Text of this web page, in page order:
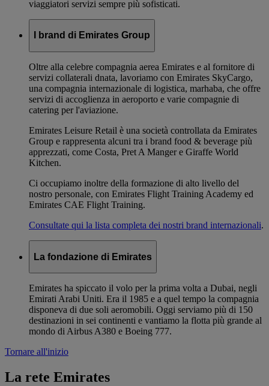
viaggiatori servizi sempre più sofisticati.
I brand di Emirates Group
Oltre alla celebre compagnia aerea Emirates e al fornitore di
servizi collaterali dnata, lavoriamo con Emirates SkyCargo,
una compagnia internazionale di logistica, marhaba, che offre
servizi di accoglienza in aeroporto e varie compagnie di
catering per l'aviazione.
Emirates Leisure Retail è una società controllata da Emirates
Group e rappresenta alcuni tra i brand food & beverage più
apprezzati, come Costa, Pret A Manger e Giraffe World
Kitchen.
Ci occupiamo inoltre della formazione di alto livello del
nostro personale, con Emirates Flight Training Academy ed
Emirates CAE Flight Training.
Consultate qui la lista completa dei nostri brand internazionali.
La fondazione di Emirates
Emirates ha spiccato il volo per la prima volta a Dubai, negli
Emirati Arabi Uniti. Era il 1985 e a quel tempo la compagnia
disponeva di due soli aeromobili. Oggi serviamo più di 150
destinazioni in sei continenti e vantiamo la flotta più grande al
mondo di Airbus A380 e Boeing 777.
Tornare all'inizio
La rete Emirates